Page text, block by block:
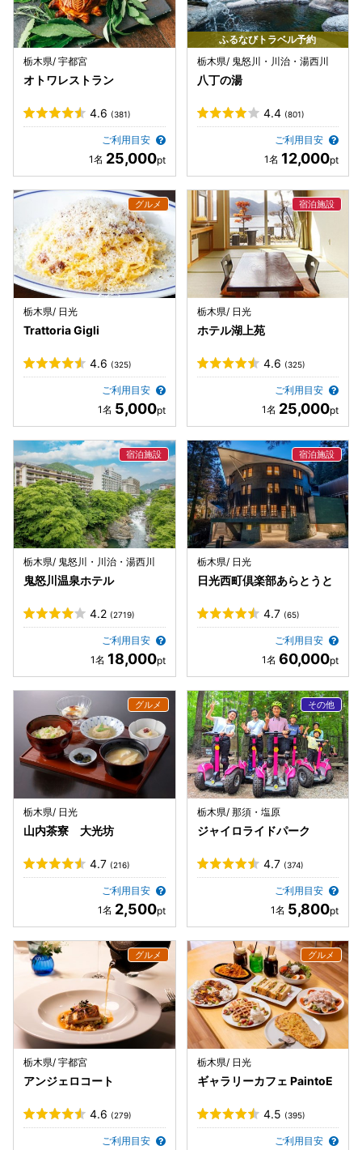
栃木県/ 宇都宮
オトワレストラン
4.6 (381)
ご利用目安
25,000
ふるなびトラベル予約
栃木県/ 鬼怒川・川治・湯西川
八丁の湯
4.4 (801)
ご利用目安
12,000
栃木県/ 日光
Trattoria Gigli
4.6 (325)
ご利用目安
5,000
栃木県/ 日光
ホテル湖上苑
4.6 (325)
ご利用目安
25,000
栃木県/ 鬼怒川・川治・湯西川
鬼怒川温泉ホテル
4.2 (2719)
ご利用目安
18,000
栃木県/ 日光
日光西町倶楽部あらとうと
4.7 (65)
ご利用目安
60,000
栃木県/ 日光
山内茶寮 大光坊
4.7 (216)
ご利用目安
2,500
栃木県/ 那須・塩原
ジャイロライドパーク
4.7 (374)
ご利用目安
5,800
栃木県/ 宇都宮
アンジェロコート
4.6 (279)
ご利用目安
栃木県/ 日光
ギャラリーカフェ PaintoE
4.5 (395)
ご利用目安